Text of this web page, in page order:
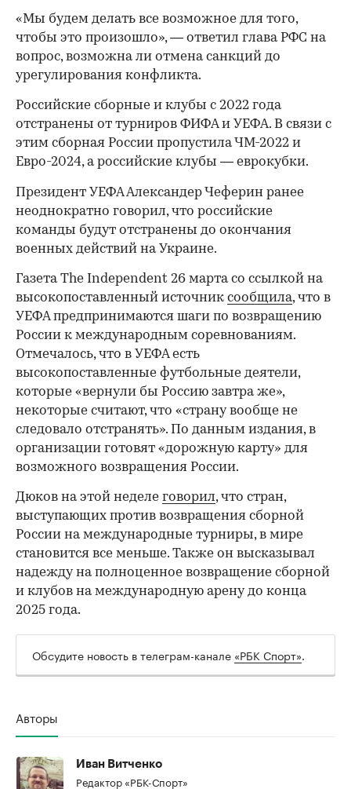
«Мы будем делать все возможное для того,
чтобы это произошло», — ответил глава РФС на
вопрос, возможна ли отмена санкций до
урегулирования конфликта.
Российские сборные и клубы с 2022 года
отстранены от турниров ФИФА и УЕФА. В связи с
этим сборная России пропустила ЧМ-2022 и
Евро-2024, а российские клубы — еврокубки.
00:00 00:00
Президент УЕФА Александер Чеферин ранее
неоднократно говорил, что российские
команды будут отстранены до окончания
военных действий на Украине.
Газета The Independent 26 марта со ссылкой на
высокопоставленный источник сообщила, что в
УЕФА предпринимаются шаги по возвращению
России к международным соревнованиям.
Отмечалось, что в УЕФА есть
высокопоставленные футбольные деятели,
которые «вернули бы Россию завтра же»,
некоторые считают, что «страну вообще не
следовало отстранять». По данным издания, в
организации готовят «дорожную карту» для
возможного возвращения России.
Дюков на этой неделе говорил, что стран,
выступающих против возвращения сборной
России на международные турниры, в мире
становится все меньше. Также он высказывал
надежду на полноценное возвращение сборной
и клубов на международную арену до конца
2025 года.
Обсудите новость в телеграм-канале «РБК Спорт».
Авторы
Иван Витченко
Редактор «РБК-Спорт»